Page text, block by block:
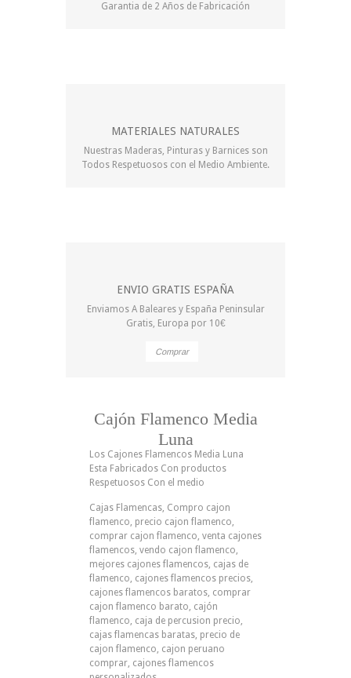
Garantia de 2 Años de Fabricación
MATERIALES NATURALES
Nuestras Maderas, Pinturas y Barnices son
Todos Respetuosos con el Medio Ambiente.
ENVIO GRATIS ESPAÑA
Enviamos A Baleares y España Peninsular
Gratis, Europa por 10€
Comprar
Cajón Flamenco Media
Luna
Los Cajones Flamencos Media Luna
Esta Fabricados Con productos
Respetuosos Con el medio
Cajas Flamencas, Compro cajon
flamenco, precio cajon flamenco,
comprar cajon flamenco, venta cajones
flamencos, vendo cajon flamenco,
mejores cajones flamencos, cajas de
flamenco, cajones flamencos precios,
cajones flamencos baratos, comprar
cajon flamenco barato, cajón
flamenco, caja de percusion precio,
cajas flamencas baratas, precio de
cajon flamenco, cajon peruano
comprar, cajones flamencos